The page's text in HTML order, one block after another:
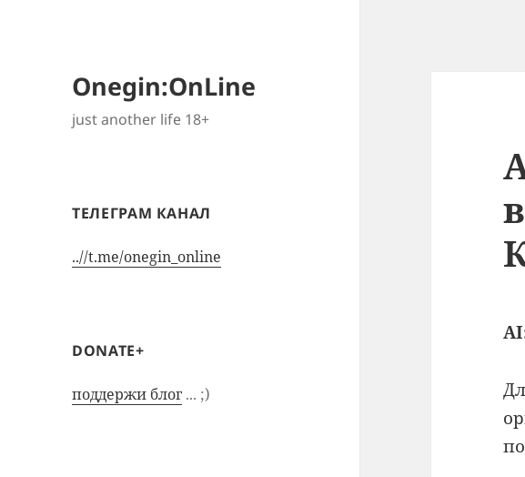
Onegin:OnLine
just another life 18+
ТЕЛЕГРАМ КАНАЛ
..//t.me/onegin_online
DONATE+
поддержи блог ... ;)